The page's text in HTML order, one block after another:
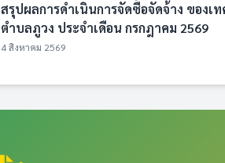
สรุปผลการดำเนินการจัดซื้อจัดจ้าง ของเ
ตำบลภูวง ประจำเดือน กรกฎาคม 2569
4 สิงหาคม 2569